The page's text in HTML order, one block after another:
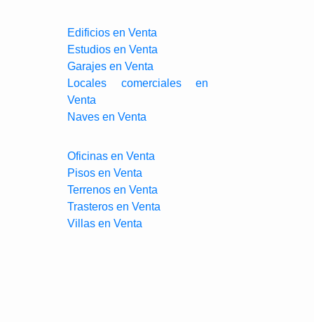
Edificios en Venta
Estudios en Venta
Garajes en Venta
Locales comerciales en
Venta
Naves en Venta
Oficinas en Venta
Pisos en Venta
Terrenos en Venta
Trasteros en Venta
Villas en Venta